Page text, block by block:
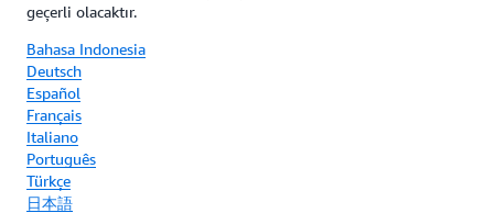
geçerli olacaktır.
Bahasa Indonesia
Deutsch
Español
Français
Italiano
Português
Türkçe
日本語